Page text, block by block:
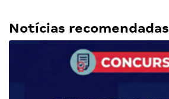
Notícias recomendadas